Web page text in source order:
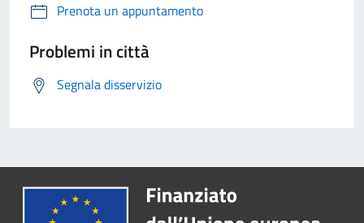
Prenota un appuntamento
Problemi in città
Segnala disservizio